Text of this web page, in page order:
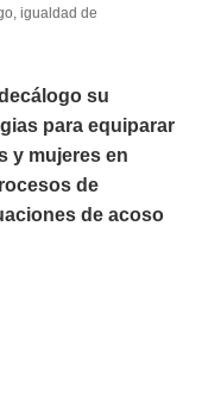
,igualdad de
su
para equiparar
y mujeres en
de
de acoso
IGUALDAD CASTILLA